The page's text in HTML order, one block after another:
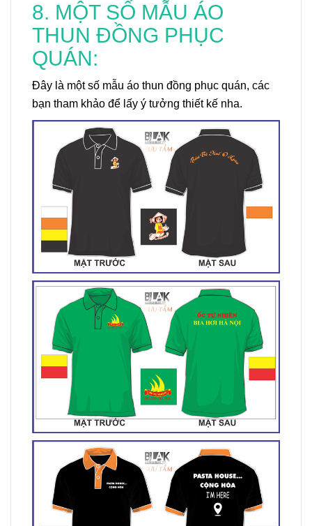
8. MỘT SỐ MẪU ÁO
THUN ĐỒNG PHỤC
QUÁN:
Đây là một số mẫu áo thun đồng phục quán, các
bạn tham khảo để lấy ý tưởng thiết kế nha.